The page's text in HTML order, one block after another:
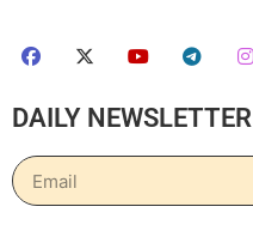
DAILY NEWSLETTER